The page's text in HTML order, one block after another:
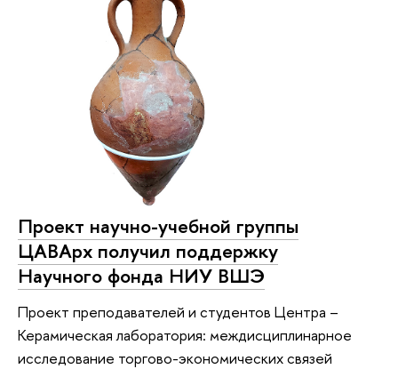
Проект научно-учебной группы
ЦАВАрх получил поддержку
Научного фонда НИУ ВШЭ
Проект преподавателей и студентов Центра –
Керамическая лаборатория: междисциплинарное
исследование торгово-экономических связей